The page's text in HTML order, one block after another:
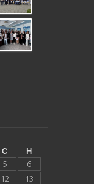
С Н
5
6
12
13